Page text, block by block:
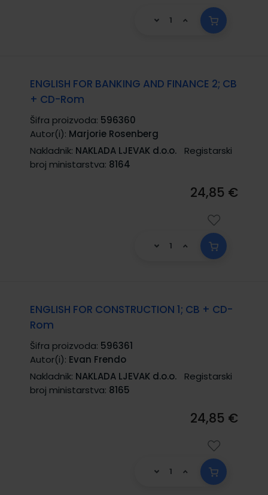
ENGLISH FOR BANKING AND FINANCE 2; CB
+ CD-Rom
Šifra proizvoda: 596360
Autor(i): Marjorie Rosenberg
Nakladnik: NAKLADA LJEVAK d.o.o.
Registarski
broj ministarstva: 8164
24,85 €
ENGLISH FOR CONSTRUCTION 1; CB + CD-
Rom
Šifra proizvoda: 596361
Autor(i): Evan Frendo
Nakladnik: NAKLADA LJEVAK d.o.o.
Registarski
broj ministarstva: 8165
24,85 €